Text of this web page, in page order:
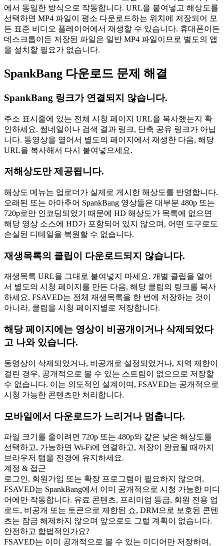
에서 동일한 방식으로 작동합니다. URL을 붙여넣고 해상도를
선택하면 MP4 파일이 평소 다운로드하는 위치에 저장되어 모
든 표준 비디오 플레이어에서 재생할 수 있습니다. 휴대폰이든
데스크톱이든 저장된 파일은 일반 MP4 파일이므로 별도의 앱
을 설치할 필요가 없습니다.
SpankBang 다운로드 문제 해결
SpankBang 링크가 연결되지 않습니다.
주소 표시줄에 있는 전체 시청 페이지 URL을 복사했는지 확
인하세요. 썸네일이나 검색 결과 링크, 단축 공유 링크가 아닙
니다. 동영상을 열어서 별도의 페이지에서 재생한 다음, 해당
URL을 복사해서 다시 붙여넣으세요.
저해상도만 제공됩니다.
해상도 메뉴는 업로더가 실제로 게시한 해상도를 반영합니다.
오래된 또는 아마추어 SpankBang 영상들은 대부분 480p 또는
720p로만 인코딩되었기 때문에 HD 해상도가 목록에 없으면
해당 영상 소스에 HD가 포함되어 있지 않으며, 어떤 도구로도
손실된 디테일을 복원할 수 없습니다.
재생목록의 클립이 다운로드되지 않습니다.
재생목록 URL을 그대로 붙여넣지 마세요. 개별 클립을 열어
서 별도의 시청 페이지를 만든 다음, 해당 클립의 링크를 복사
하세요. FSAVED는 전체 재생목록을 한 번에 저장하는 것이
아니라, 클립을 시청 페이지별로 저장합니다.
해당 페이지에는 영상이 비공개이거나 삭제되었다
고 나와 있습니다.
동영상이 삭제되었거나, 비공개로 설정되었거나, 지역 제한이
걸린 경우, 공개적으로 볼 수 있는 스트림이 없으므로 저장할
수 없습니다. 이는 의도적인 설계이며, FSAVED는 공개적으로
시청 가능한 콘텐츠만 처리합니다.
모바일에서 다운로드가 느리거나 멈춥니다.
파일 크기를 줄이려면 720p 또는 480p와 같은 낮은 해상도를
선택하고, 가능하면 Wi-Fi에 연결하고, 저장이 완료될 때까지
브라우저 탭을 전경에 유지하세요.
계정 & 접근
로그인, 회원가입 또는 확장 프로그램이 필요하지 않으며,
FSAVED는 SpankBang에서 이미 공개적으로 시청 가능한 미디
어에만 작동합니다. 유료 콘텐츠, 프리미엄 등급, 회원 전용 업
로드, 비공개 또는 토큰으로 제한된 쇼, DRM으로 보호된 콘텐
츠는 잠금 해제하지 않으며 앞으로도 그럴 계획이 없습니다.
안전하고 합법적인가요?
FSAVED는 이미 공개적으로 볼 수 있는 미디어만 저장하며,